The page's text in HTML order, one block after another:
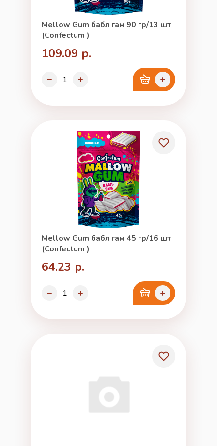
Mellow Gum бабл гам 90 гр/13 шт
(Confectum )
109.09 р.
Mellow Gum бабл гам 45 гр/16 шт
(Confectum )
64.23 р.